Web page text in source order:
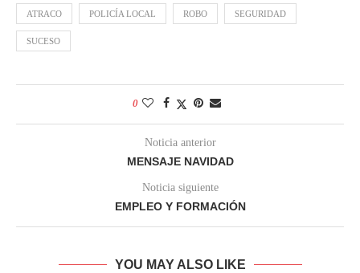
ATRACO POLICÍA LOCAL ROBO SEGURIDAD
SUCESO
0
Noticia anterior
MENSAJE NAVIDAD
Noticia siguiente
EMPLEO Y FORMACIÓN
YOU MAY ALSO LIKE